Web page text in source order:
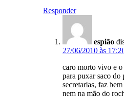
Responder
espião
27/06/2010 às
caro morto vivo e
para puxar saco do
secretarias, faz
nem na mão do